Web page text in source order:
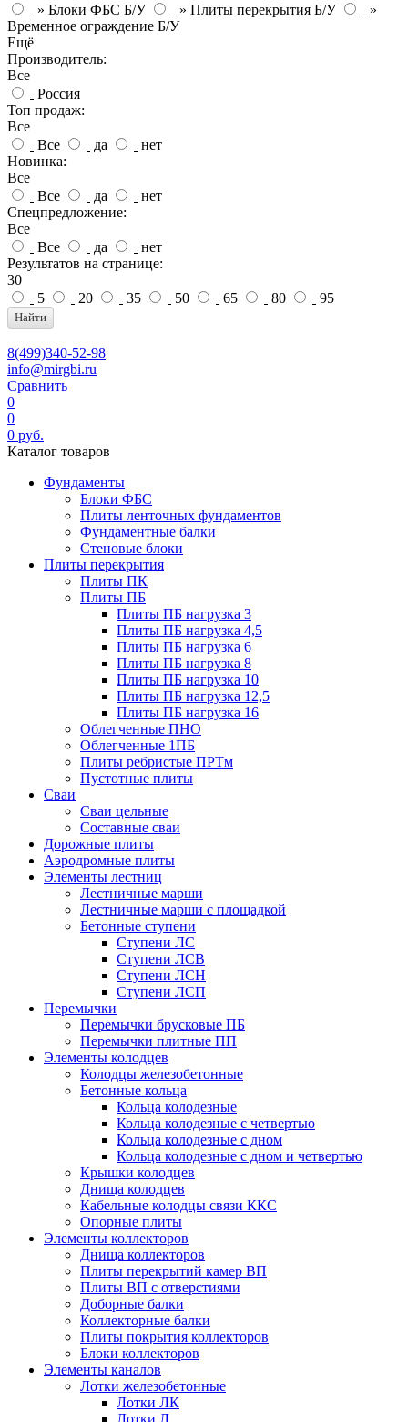
» Блоки ФБС Б/У
» Плиты перекрытия Б/У
»
Временное ограждение Б/У
Ещё
Производитель:
Все
Россия
Топ продаж:
Все
Все
да
нет
Новинка:
Все
Все
да
нет
Спецпредложение:
Все
Все
да
нет
Результатов на странице:
30
5
20 35 50 65 80 95
Найти
8(499)340-52-98
info@mirgbi.ru
Сравнить
0
0
0 руб.
Каталог товаров
Фундаменты
Блоки ФБС
Плиты ленточных фундаментов
Фундаментные балки
Стеновые блоки
Плиты перекрытия
Плиты ПК
Плиты ПБ
Плиты ПБ нагрузка 3
Плиты ПБ нагрузка 4,5
Плиты ПБ нагрузка 6
Плиты ПБ нагрузка 8
Плиты ПБ нагрузка 10
Плиты ПБ нагрузка 12,5
Плиты ПБ нагрузка 16
Облегченные ПНО
Облегченные 1ПБ
Плиты ребристые ПРТм
Пустотные плиты
Сваи
Сваи цельные
Составные сваи
Дорожные плиты
Аэродромные плиты
Элементы лестниц
Лестничные марши
Лестничные марши с площадкой
Бетонные ступени
Ступени ЛС
Ступени ЛСВ
Ступени ЛСН
Ступени ЛСП
Перемычки
Перемычки брусковые ПБ
Перемычки плитные ПП
Элементы колодцев
Колодцы железобетонные
Бетонные кольца
Кольца колодезные
Кольца колодезные с четвертью
Кольца колодезные с дном
Кольца колодезные с дном и четвертью
Крышки колодцев
Днища колодцев
Кабельные колодцы связи ККС
Опорные плиты
Элементы коллекторов
Днища коллекторов
Плиты перекрытий камер ВП
Плиты ВП с отверстиями
Доборные балки
Коллекторные балки
Плиты покрытия коллекторов
Блоки коллекторов
Элементы каналов
Лотки железобетонные
Лотки ЛК
Лотки Л